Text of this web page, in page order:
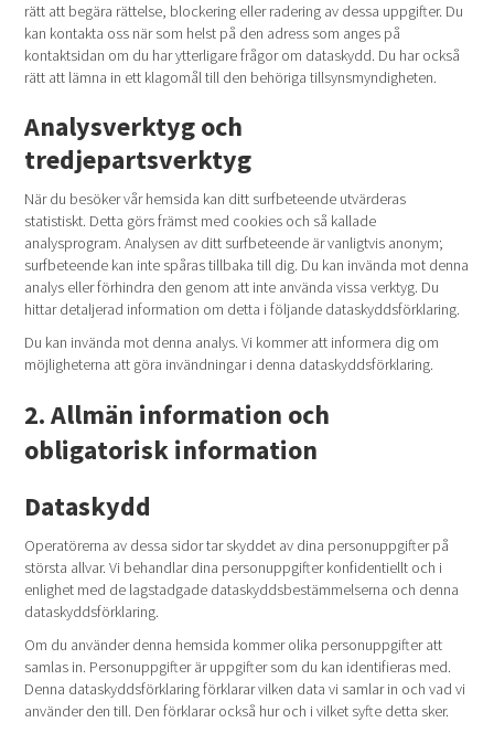
rätt att begära rättelse, blockering eller radering av dessa uppgifter. Du
kan kontakta oss när som helst på den adress som anges på
kontaktsidan om du har ytterligare frågor om dataskydd. Du har också
rätt att lämna in ett klagomål till den behöriga tillsynsmyndigheten.
Analysverktyg och
tredjepartsverktyg
När du besöker vår hemsida kan ditt surfbeteende utvärderas
statistiskt. Detta görs främst med cookies och så kallade
analysprogram. Analysen av ditt surfbeteende är vanligtvis anonym;
surfbeteende kan inte spåras tillbaka till dig. Du kan invända mot denna
analys eller förhindra den genom att inte använda vissa verktyg. Du
hittar detaljerad information om detta i följande dataskyddsförklaring.
Du kan invända mot denna analys. Vi kommer att informera dig om
möjligheterna att göra invändningar i denna dataskyddsförklaring.
2. Allmän information och
obligatorisk information
Dataskydd
Operatörerna av dessa sidor tar skyddet av dina personuppgifter på
största allvar. Vi behandlar dina personuppgifter konfidentiellt och i
enlighet med de lagstadgade dataskyddsbestämmelserna och denna
dataskyddsförklaring.
Om du använder denna hemsida kommer olika personuppgifter att
samlas in. Personuppgifter är uppgifter som du kan identifieras med.
Denna dataskyddsförklaring förklarar vilken data vi samlar in och vad vi
använder den till. Den förklarar också hur och i vilket syfte detta sker.